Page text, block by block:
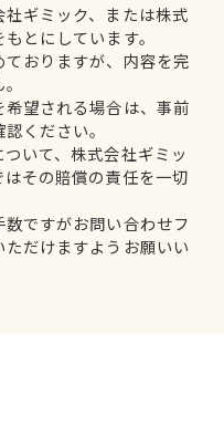
ギミック、または株式
とにしています。
おりますが、内容を完
望される場合は、事前
ください。
いて、株式会社ギミッ
その賠償の責任を一切
ですがお問い合わせフ
だけますようお願いい